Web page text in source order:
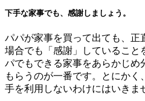
下手な家事でも、感謝しましょう。
パパが家事を買って出ても、正
場合でも「感謝」していること
パでもできる家事をあらかじめ
もらうのが一番です。とにか
手を利用しないわけにはいきま